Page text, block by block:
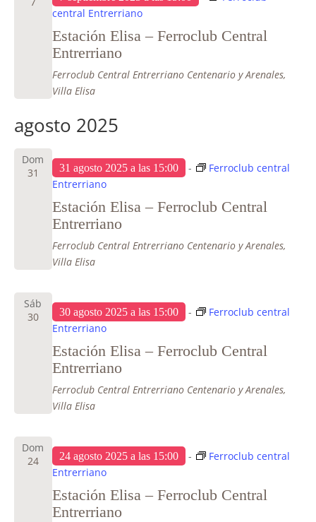
central Entrerriano
Estación Elisa – Ferroclub Central
Entrerriano
Ferroclub Central Entrerriano Centenario y Arenales,
Villa Elisa
agosto 2025
Dom
31
31 agosto 2025 a las 15:00 -
Ferroclub central
Entrerriano
Estación Elisa – Ferroclub Central
Entrerriano
Ferroclub Central Entrerriano Centenario y Arenales,
Villa Elisa
Sáb
30
30 agosto 2025 a las 15:00 -
Ferroclub central
Entrerriano
Estación Elisa – Ferroclub Central
Entrerriano
Ferroclub Central Entrerriano Centenario y Arenales,
Villa Elisa
Dom
24
24 agosto 2025 a las 15:00 -
Ferroclub central
Entrerriano
Estación Elisa – Ferroclub Central
Entrerriano